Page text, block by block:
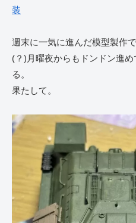
装
週末に一気に進んだ模型製作
(？)月曜夜からもドンドン進
る。
果たして。